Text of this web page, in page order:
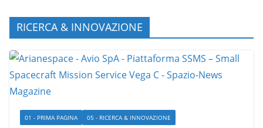
RICERCA & INNOVAZIONE
01 - PRIMA PAGINA 05 - RICERCA & INNOVAZIONE